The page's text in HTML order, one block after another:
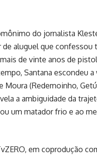
do jornalista
aluguel que confessou
de vinte anos de
Santana escondeu
(Redemoinho,
a ambiguidade da
um matador frio e ao
em coprodução